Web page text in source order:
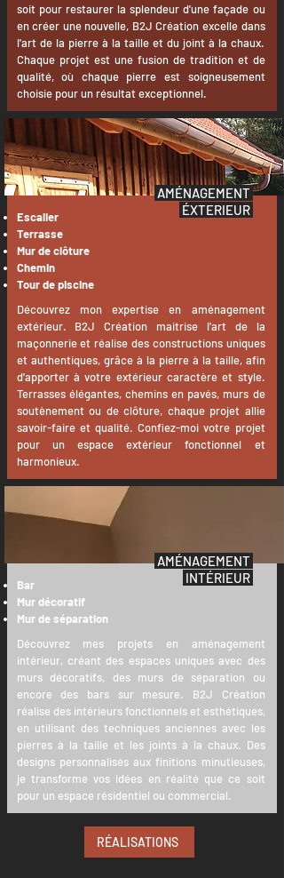
soit pour restaurer lasplendeur d'une façade ou
en créer une nouvelle, B2J Création excelle dans
l'art de la pierre à la taille et du joint à la chaux.
Chaque projet est une fusion de tradition et de
qualité, où chaque pierre est soigneusement
choisie pour un résultat exceptionnel.
AMÉNAGEMENT
ÉXTERIEUR
Escalier
Terrasse
Mur de clôture
Chemin
Tour de piscine
Découvrez mon expertise en aménagement
extérieur. B2J Création maitrise l'art de la
maçonnerie et réalise des constructions uniques
et authentiques, grâce à la pierre à la taille, afin
d'apporter à votre extérieur caractère et style.
Terrasses élégantes, chemins en pavés, murs de
soutènement ou de clôture, chaque projet allie
savoir-faire et qualité. Confiez-moi votre projet
pour un espace extérieur fonctionnel et
harmonieux.
AMÉNAGEMENT
INTÉRIEUR
Bar
Mur décoratif
Mur de séparation
Découvrez mes projets en aménagement
intérieur, créant des espaces uniques avec des
murs décoratifs, des murs de séparation ou
encore des bars sur mesure. B2J Création
réalise des intérieurs fonctionnels et esthétiques,
en utilisant des techniques anciennes avec les
pierres à la taille et les joints à la chaux. Des
designs personnalisés aux finitions minutieuses,
je transforme vos idées en réalité que ce soit
pour un espace résidentiel ou commercial.
RÉALISATIONS